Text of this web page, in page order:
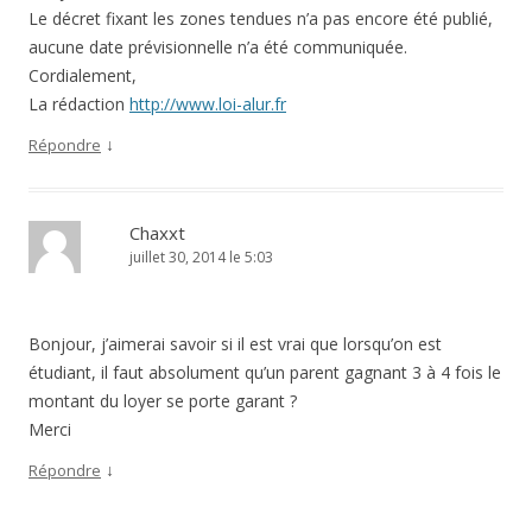
Le décret fixant les zones tendues n’a pas encore été publié,
aucune date prévisionnelle n’a été communiquée.
Cordialement,
La rédaction http://www.loi-alur.fr
Répondre ↓
Chaxxt
juillet 30, 2014 le 5:03
Bonjour, j’aimerai savoir si il est vrai que lorsqu’on est
étudiant, il faut absolument qu’un parent gagnant 3 à 4 fois le
montant du loyer se porte garant ?
Merci
Répondre ↓